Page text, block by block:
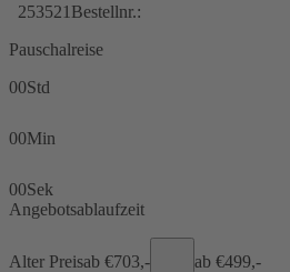
253521 Bestellnr.:
Pauschalreise
00Std
00Min
00Sek
Angebotsablaufzeit
Alter Preisab €703,- ab €499,-